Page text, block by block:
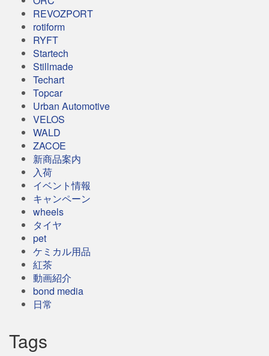
REVOZPORT
rotiform
RYFT
Startech
Stillmade
Techart
Topcar
Urban Automotive
VELOS
WALD
ZACOE
新商品案内
入荷
イベント情報
キャンペーン
wheels
タイヤ
pet
ケミカル用品
紅茶
動画紹介
bond media
日常
Tags